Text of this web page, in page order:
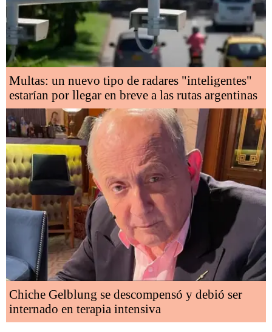
Multas: un nuevo tipo de radares "inteligentes"
estarían por llegar en breve a las rutas argentinas
Chiche Gelblung se descompensó y debió ser
internado en terapia intensiva